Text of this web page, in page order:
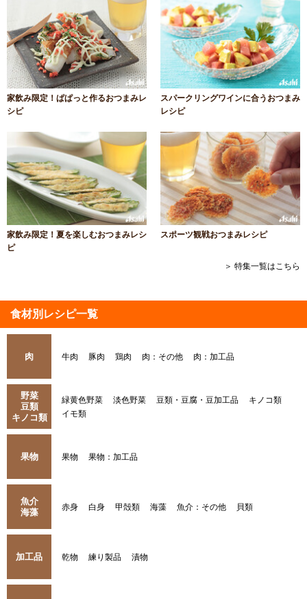
家飲み限定！ぱぱっと作るおつまみレ
シピ
スパークリングワインに合うおつまみ
レシピ
家飲み限定！夏を楽しむおつまみレシ
ピ
スポーツ観戦おつまみレシピ
＞ 特集一覧はこちら
食材別レシピ一覧
肉 牛肉 豚肉 鶏肉 肉：その他 肉：加工品
野菜
豆類
キノコ類
緑黄色野菜 淡色野菜 豆類・豆腐・豆加工品
キノコ類
イモ類
果物 果物 果物：加工品
魚介
海藻
赤身 白身 甲殻類 海藻 魚介：その他 貝類
加工品 乾物 練り製品 漬物